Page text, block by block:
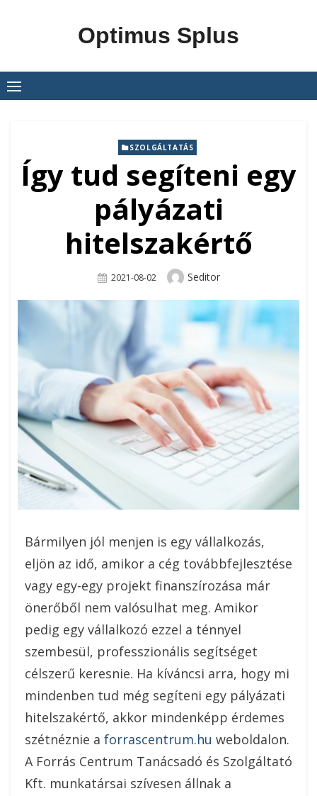
Optimus Splus
SZOLGÁLTATÁS
Így tud segíteni egy
pályázati
hitelszakértő
Posted
2021-08-02 Author
Seditor
Bármilyen jól menjen is egy vállalkozás,
eljön az idő, amikor a cég továbbfejlesztése
vagy egy-egy projekt finanszírozása már
önerőből nem valósulhat meg. Amikor
pedig egy vállalkozó ezzel a ténnyel
szembesül, professzionális segítséget
célszerű keresnie. Ha kíváncsi arra, hogy mi
mindenben tud még segíteni egy pályázati
hitelszakértő, akkor mindenképp érdemes
szétnéznie a forrascentrum.hu weboldalon.
A Forrás Centrum Tanácsadó és Szolgáltató
Kft. munkatársai szívesen állnak a